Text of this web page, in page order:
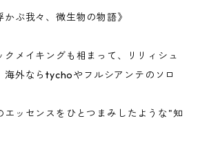
かぶ我々、微生物の物語》
クメイキングも相まって、リリィシュ
海外ならtychoやフルシアンテのソロ
エッセンスをひとつまみしたような"知